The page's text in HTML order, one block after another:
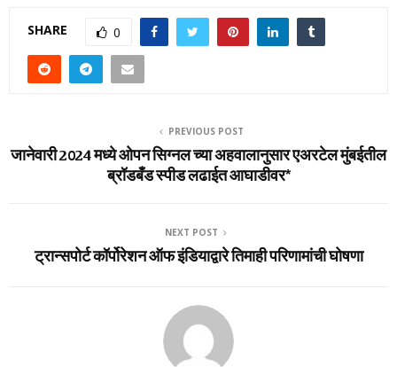
SHARE 0
PREVIOUS POST
जानेवारी 2024 मध्ये ओपन सिग्नल च्या अहवालानुसार एअरटेल मुंबईतील
ब्रॉडबँड स्पीड लढाईत आघाडीवर*
NEXT POST
ट्रान्सपोर्ट कॉर्पोरेशन ऑफ इंडियाद्वारे तिमाही परिणामांची घोषणा